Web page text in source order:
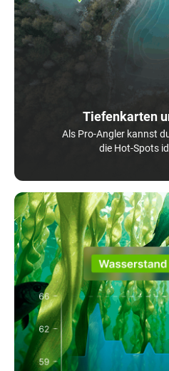
Tiefenkarten
Als Pro-Angler kannst
die Hot-Spots